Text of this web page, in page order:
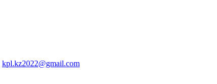
kpl.kz2022@gmail.com